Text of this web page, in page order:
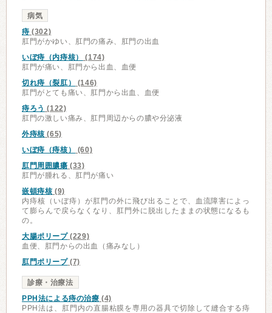
病気
痔 (302)
肛門がかゆい、肛門の痛み、肛門の出血
いぼ痔（内痔核）
(174)
肛門が痛い、肛門から出血、血便
切れ痔（裂肛）
(146)
肛門がとても痛い、肛門から出血、血便
痔ろう (122)
肛門の激しい痛み、肛門周辺からの膿や分泌液
外痔核(65)
いぼ痔（痔核）
(60)
肛門周囲膿瘍 (33)
肛門が腫れる、肛門が痛い
嵌頓痔核(9)
内痔核（いぼ痔）が肛門の外に飛び出ることで、血流障害によっ
て膨らんで戻らなくなり、肛門外に脱出したままの状態になるも
の。
大腸ポリープ(229)
血便、肛門からの出血（痛みなし）
肛門ポリープ(7)
診療・治療法
PPH法による痔の治療 (4)
PPH法は、肛門内の直腸粘膜を専用の器具で切除して縫合する痔